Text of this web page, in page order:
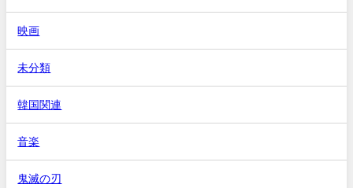
映画
未分類
韓国関連
音楽
鬼滅の刃